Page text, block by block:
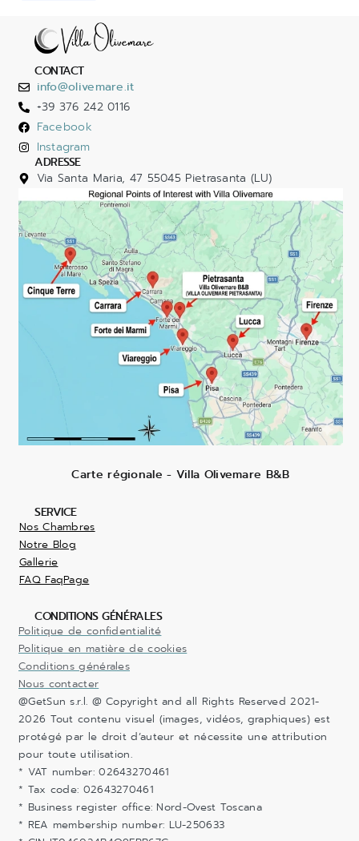
CONTACT
info@olivemare.it
+39 376 242 0116
Facebook
Instagram
ADRESSE
Via Santa Maria, 47 55045 Pietrasanta (LU)
Carte régionale - Villa Olivemare B&B
SERVICE
Nos Chambres
Notre Blog
Gallerie
FAQ FaqPage
CONDITIONS GÉNÉRALES
Politique de confidentialité
Politique en matière de cookies
Conditions générales
Nous contacter
@GetSun s.r.l. @ Copyright and all Rights Reserved 2021-
2026 Tout contenu visuel (images, vidéos, graphiques) est
protégé par le droit d’auteur et nécessite une attribution
pour toute utilisation.
* VAT number: 02643270461
* Tax code: 02643270461
* Business register office: Nord-Ovest Toscana
* REA membership number: LU-250633